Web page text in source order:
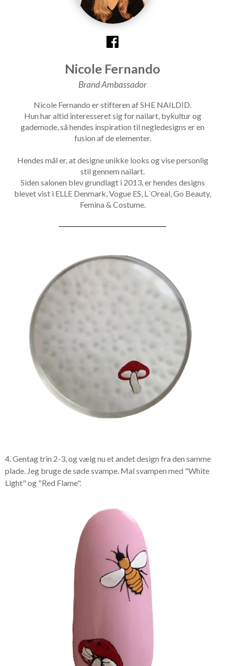
Nicole Fernando
Brand Ambassador
Nicole Fernando er stifteren af SHE NAILDID.
Hun har altid interesseret sig for nailart, bykultur og
gademode, så hendes inspiration til negledesigns er en
fusion af de elementer.
Hendes mål er, at designe unikke looks og vise personlig
stil gennem nailart.
Siden salonen blev grundlagt i 2013, er hendes designs
blevet vist i ELLE Denmark, Vogue ES, L´Oreal, Go Beauty,
Femina & Costume.
4. Gentag trin 2-3, og vælg nu et andet design fra den samme
plade. Jeg bruge de søde svampe. Mal svampen med "White
Light" og "Red Flame".